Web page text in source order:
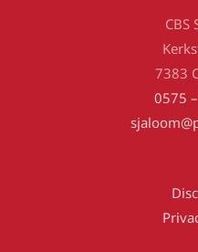
CBS
7383
0575